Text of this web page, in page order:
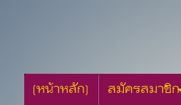
[หน้าหลัก] สมัครสมาชิก